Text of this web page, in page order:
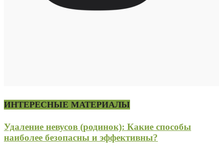
ИНТЕРЕСНЫЕ МАТЕРИАЛЫ
Удаление невусов (родинок): Какие способы
наиболее безопасны и эффективны?